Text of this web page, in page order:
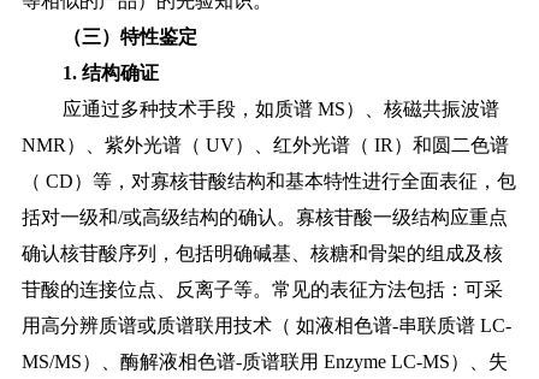
（三）特性鉴定
1. 结构确证
应通过多种技术手段，如质谱 MS）、核磁共振波谱
NMR）、紫外光谱（ UV）、红外光谱（ IR）和圆二色谱
（ CD）等，对寡核苷酸结构和基本特性进行全面表征，包
括对一级和/或高级结构的确认。寡核苷酸一级结构应重点
确认核苷酸序列，包括明确碱基、核糖和骨架的组成及核
苷酸的连接位点、反离子等。常见的表征方法包括：可采
用高分辨质谱或质谱联用技术（ 如液相色谱-串联质谱 LC-
MS/MS）、酶解液相色谱-质谱联用 Enzyme LC-MS）、失